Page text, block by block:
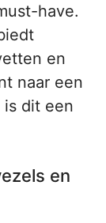
have.
en
naar een
is dit een
en